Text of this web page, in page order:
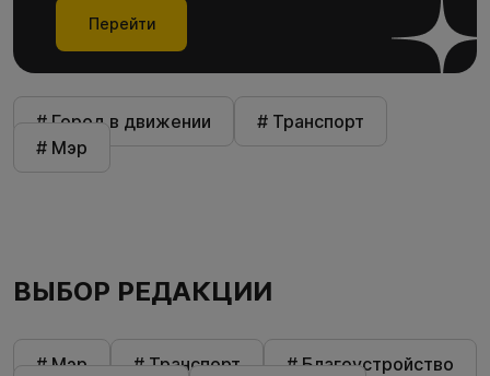
Перейти
# Город в движении
# Транспорт
# Мэр
ВЫБОР РЕДАКЦИИ
# Мэр # Транспорт
# Благоустройство